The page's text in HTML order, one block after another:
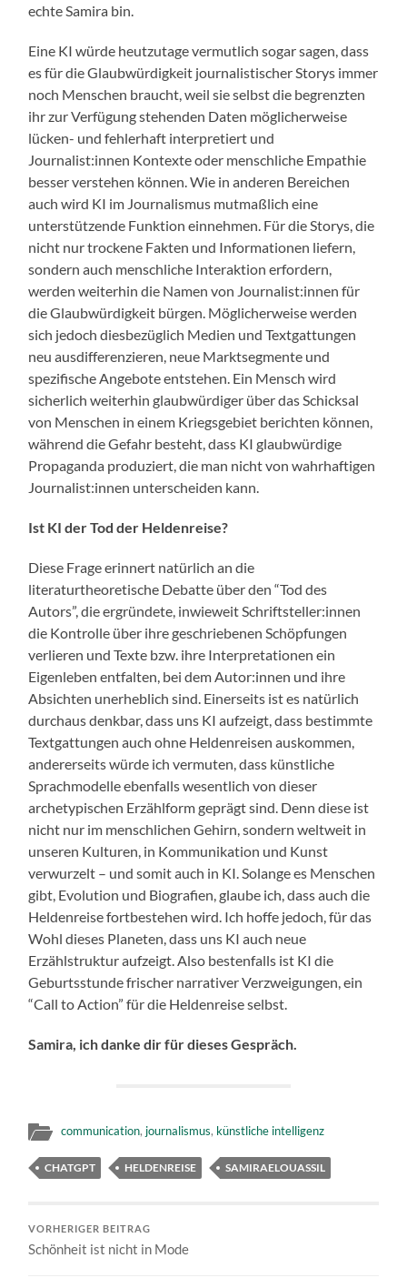
echte Samira bin.
Eine KI würde heutzutage vermutlich sogar sagen, dass
es für die Glaubwürdigkeit journalistischer Storys immer
noch Menschen braucht, weil sie selbst die begrenzten
ihr zur Verfügung stehenden Daten möglicherweise
lücken- und fehlerhaft interpretiert und
Journalist:innen Kontexte oder menschliche Empathie
besser verstehen können. Wie in anderen Bereichen
auch wird KI im Journalismus mutmaßlich eine
unterstützende Funktion einnehmen. Für die Storys, die
nicht nur trockene Fakten und Informationen liefern,
sondern auch menschliche Interaktion erfordern,
werden weiterhin die Namen von Journalist:innen für
die Glaubwürdigkeit bürgen. Möglicherweise werden
sich jedoch diesbezüglich Medien und Textgattungen
neu ausdifferenzieren, neue Marktsegmente und
spezifische Angebote entstehen. Ein Mensch wird
sicherlich weiterhin glaubwürdiger über das Schicksal
von Menschen in einem Kriegsgebiet berichten können,
während die Gefahr besteht, dass KI glaubwürdige
Propaganda produziert, die man nicht von wahrhaftigen
Journalist:innen unterscheiden kann.
Ist KI der Tod der Heldenreise?
Diese Frage erinnert natürlich an die
literaturtheoretische Debatte über den “Tod des
Autors”, die ergründete, inwieweit Schriftsteller:innen
die Kontrolle über ihre geschriebenen Schöpfungen
verlieren und Texte bzw. ihre Interpretationen ein
Eigenleben entfalten, bei dem Autor:innen und ihre
Absichten unerheblich sind. Einerseits ist es natürlich
durchaus denkbar, dass uns KI aufzeigt, dass bestimmte
Textgattungen auch ohne Heldenreisen auskommen,
andererseits würde ich vermuten, dass künstliche
Sprachmodelle ebenfalls wesentlich von dieser
archetypischen Erzählform geprägt sind. Denn diese ist
nicht nur im menschlichen Gehirn, sondern weltweit in
unseren Kulturen, in Kommunikation und Kunst
verwurzelt – und somit auch in KI. Solange es Menschen
gibt, Evolution und Biografien, glaube ich, dass auch die
Heldenreise fortbestehen wird. Ich hoffe jedoch, für das
Wohl dieses Planeten, dass uns KI auch neue
Erzählstruktur aufzeigt. Also bestenfalls ist KI die
Geburtsstunde frischer narrativer Verzweigungen, ein
“Call to Action” für die Heldenreise selbst.
Samira, ich danke dir für dieses Gespräch.
communication, journalismus, künstliche intelligenz
CHATGPT HELDENREISE SAMIRAELOUASSIL
VORHERIGER BEITRAG
Schönheit ist nicht in Mode